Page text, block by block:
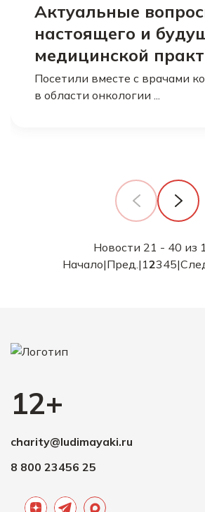
Актуальные
настоящего и
медицинской
Посетили вместе с врачами
в области онкологии ...
Новости 21 - 40 из
Начало|Пред.| 12345|
12+
charity@ludimayaki.ru
8 800 23456 25